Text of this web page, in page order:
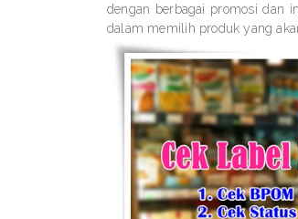
dengan berbagai promosi dan
dalam memilih produk yang